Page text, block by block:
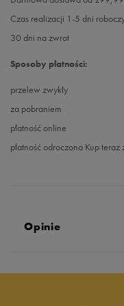
Czas realizacji 1-5 dni
30 dni na zwrot
Sposoby płatności:
przelew zwykły
za pobraniem
płatność online
płatność odroczona Kup
Opinie